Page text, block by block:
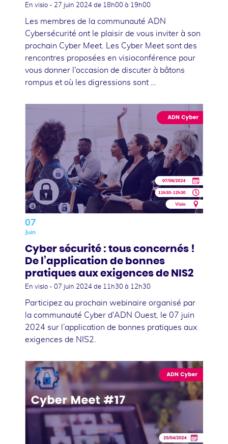
En visio - 27 juin 2024 de 18h00 à 19h00
Les membres de la communauté ADN
Cybersécurité ont le plaisir de vous inviter à son
prochain Cyber Meet. Les Cyber Meet sont des
rencontres proposées en visioconférence pour
vous donner l'occasion de discuter à bâtons
rompus et où les digressions sont …
07
Juin
Cyber sécurité : tous concernés !
De l’application de bonnes
pratiques aux exigences de NIS2
En visio - 07 juin 2024 de 11h30 à 12h30
Participez au prochain webinaire organisé par
la communauté Cyber d'ADN Ouest, le 07 juin
2024 sur l’application de bonnes pratiques aux
exigences de NIS2.